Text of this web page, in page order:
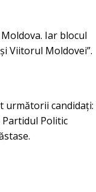
Iar blocul
Viitorul Moldovei”.
următorii candidați:
Partidul Politic